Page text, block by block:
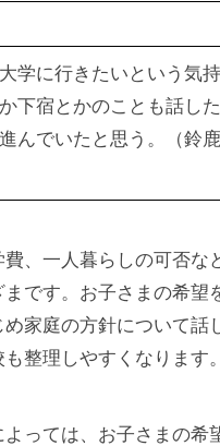
学に行きたいという気
下宿とかのことも話し
んでいたと思う。（鈴
、一人暮らしの可否な
です。お子さまの希望
家庭の方針について話
整理しやすくなります。
っては、お子さまの希